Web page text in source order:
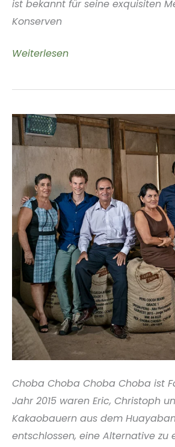
ist bekannt für seine exquisiten
Konserven
Espinaler
Weiterlesen
Choba Choba Choba Choba ist
Jahr 2015 waren Eric, Christoph
Kakaobauern aus dem
entschlossen, eine Alternative zu